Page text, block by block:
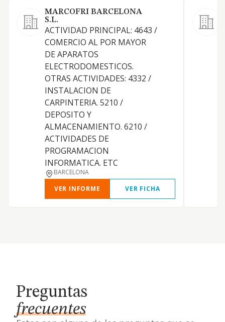
MARCOFRI BARCELONA
S.L.
ACTIVIDAD PRINCIPAL: 4643 /
COMERCIO AL POR MAYOR
DE APARATOS
ELECTRODOMESTICOS.
OTRAS ACTIVIDADES: 4332 /
INSTALACION DE
CARPINTERIA. 5210 /
DEPOSITO Y
ALMACENAMIENTO. 6210 /
ACTIVIDADES DE
PROGRAMACION
INFORMATICA. ETC
BARCELONA
VER INFORME
VER FICHA
Preguntas
frecuentes